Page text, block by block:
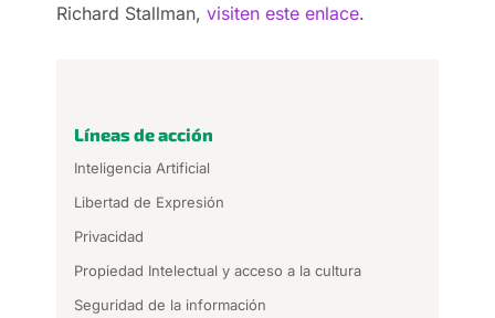
Richard Stallman,visiten este enlace.
Líneas de acción
Inteligencia Artificial
Libertad de Expresión
Privacidad
Propiedad Intelectual y acceso a la cultura
Seguridad de la información